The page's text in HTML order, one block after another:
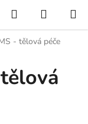
Hledat
KOŠÍK
- tělová péče